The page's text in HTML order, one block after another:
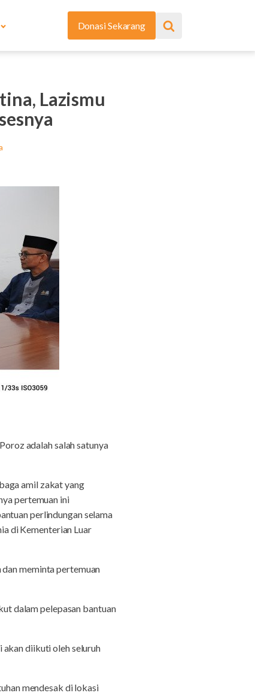
Donasi Sekarang
Lazismu
adalah salah satunya
amil zakat yang
pertemuan ini
perlindungan selama
di Kementerian Luar
meminta pertemuan
dalam pelepasan bantuan
diikuti oleh seluruh
mendesak di lokasi